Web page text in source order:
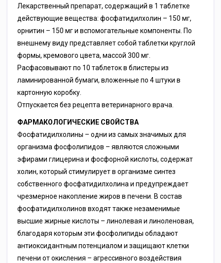
Лекарственный препарат, содержащий в 1 таблетке
действующие вещества: фосфатидилхолин – 150 мг,
орнитин – 150 мг и вспомогательные компоненты. По
внешнему виду представляет собой таблетки круглой
формы, кремового цвета, массой 300 мг.
Расфасовывают по 10 таблеток в блистеры из
ламинированной бумаги, вложенные по 4 штуки в
картонную коробку.
Отпускается без рецепта ветеринарного врача.
ФАРМАКОЛОГИЧЕСКИЕ СВОЙСТВА
Фосфатидилхолины – одни из самых значимых для
организма фосфолипидов – являются сложными
эфирами глицерина и фосфорной кислоты, содержат
холин, который стимулирует в организме синтез
собственного фосфатидилхолина и предупреждает
чрезмерное накопление жиров в печени. В состав
фосфатидилхолинов входят также незаменимые
высшие жирные кислоты – линолевая и линоленовая,
благодаря которым эти фосфолипиды обладают
антиоксидантным потенциалом и защищают клетки
печени от окисления – агрессивного воздействия